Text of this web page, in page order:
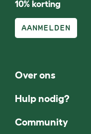
10% korting
AANMELDEN
Over ons
Hulp nodig?
Community